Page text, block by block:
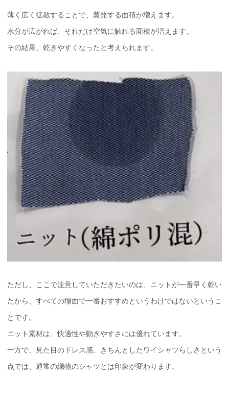
薄く広く拡散することで、蒸発する面積が増えます。
水分が広がれば、それだけ空気に触れる面積が増えます。
その結果、乾きやすくなったと考えられます。
ただし、ここで注意していただきたいのは、ニットが一番早く乾い
たから、すべての場面で一番おすすめというわけではないというこ
とです。
ニット素材は、快適性や動きやすさには優れています。
一方で、見た目のドレス感、きちんとしたワイシャツらしさという
点では、通常の織物のシャツとは印象が変わります。